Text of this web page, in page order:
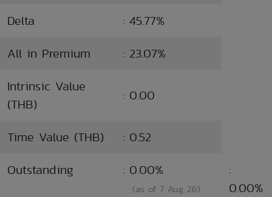
Delta
: 45.77%
All in Premium
: 23.07%
Intrinsic Value
(THB)
: 0.00
Time Value (THB)
: 0.52
Outstanding
: 0.00%
(as of 7 Aug 26)
:
0.00%